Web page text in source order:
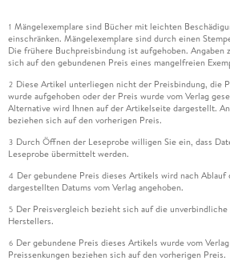
1 Mängelexemplare sind Bücher mit leichten
einschränken. Mängelexemplare sind durch einen
Die frühere Buchpreisbindung ist aufgehoben. Angaben
sich auf den gebundenen Preis eines mangelfreien
2 Diese Artikel unterliegen nicht der Preisbindung, die
wurde aufgehoben oder der Preis wurde vom Verlag
Alternative wird Ihnen auf der Artikelseite dargestellt.
beziehen sich auf den vorherigen Preis.
3 Durch Öffnen der Leseprobe willigen Sie ein, dass
Leseprobe übermittelt werden.
4 Der gebundene Preis dieses Artikels wird nach
dargestellten Datums vom Verlag angehoben.
5 Der Preisvergleich bezieht sich auf die
Herstellers.
6 Der gebundene Preis dieses Artikels wurde vom
Preissenkungen beziehen sich auf den vorherigen Preis.